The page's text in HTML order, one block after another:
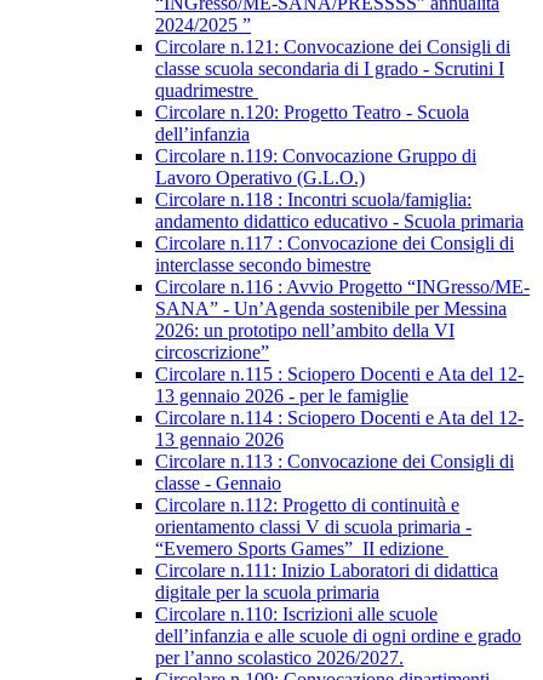
2024/2025 ”
Circolare n.121: Convocazione dei Consigli di
classe scuola secondaria di I grado - Scrutini I
quadrimestre
Circolare n.120: Progetto Teatro - Scuola
dell’infanzia
Circolare n.119: Convocazione Gruppo di
Lavoro Operativo (G.L.O.)
Circolare n.118 : Incontri scuola/famiglia:
andamento didattico educativo - Scuola primaria
Circolare n.117 : Convocazione dei Consigli di
interclasse secondo bimestre
Circolare n.116 : Avvio Progetto “INGresso/ME-
SANA” - Un’Agenda sostenibile per Messina
2026: un prototipo nell’ambito della VI
circoscrizione”
Circolare n.115 : Sciopero Docenti e Ata del 12-
13 gennaio 2026 - per le famiglie
Circolare n.114 : Sciopero Docenti e Ata del 12-
13 gennaio 2026
Circolare n.113 : Convocazione dei Consigli di
classe - Gennaio
Circolare n.112: Progetto di continuità e
orientamento classi V di scuola primaria -
“Evemero Sports Games” II edizione
Circolare n.111: Inizio Laboratori di didattica
digitale per la scuola primaria
Circolare n.110: Iscrizioni alle scuole
dell’infanzia e alle scuole di ogni ordine e grado
per l’anno scolastico 2026/2027.